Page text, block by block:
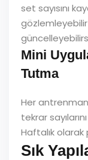
set sayısını
gözlemleyebilir
Mini
Tutma
Her antrenman
tekrar
Haftalık olarak
Sık